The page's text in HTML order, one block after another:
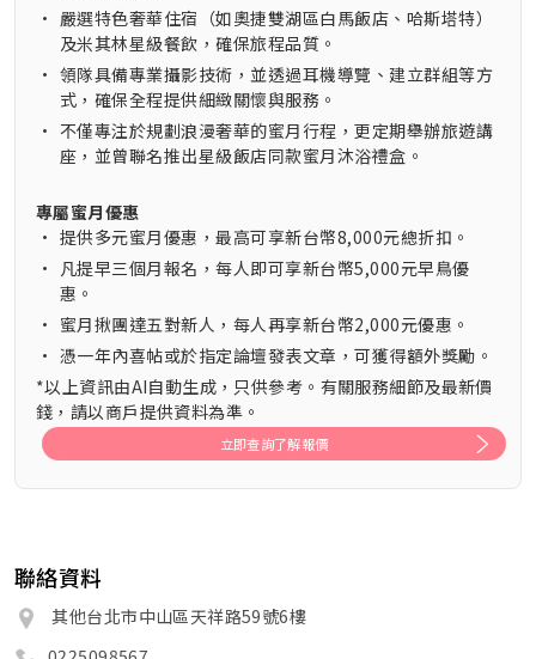
• 嚴選特色奢華住宿（如奧捷雙湖區白馬飯店、哈斯塔特）
及米其林星級餐飲，確保旅程品質。
• 領隊具備專業攝影技術，並透過耳機導覽、建立群組等方
式，確保全程提供細緻關懷與服務。
• 不僅專注於規劃浪漫奢華的蜜月行程，更定期舉辦旅遊講
座，並曾聯名推出星級飯店同款蜜月沐浴禮盒。
專屬蜜月優惠
• 提供多元蜜月優惠，最高可享新台幣8,000元總折扣。
• 凡提早三個月報名，每人即可享新台幣5,000元早鳥優
惠。
• 蜜月揪團達五對新人，每人再享新台幣2,000元優惠。
• 憑一年內喜帖或於指定論壇發表文章，可獲得額外獎勵。
*以上資訊由AI自動生成，只供參考。有關服務細節及最新價
錢，請以商戶提供資料為準。
立即查詢了解報價
聯絡資料
其他台北市中山區天祥路59號6樓